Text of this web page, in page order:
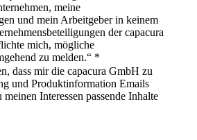
meine
und mein Arbeitgeber in keinem
der capacura
mich, mögliche
zu melden.“ *
dass mir die capacura GmbH zu
und Produktinformation Emails
Interessen passende Inhalte